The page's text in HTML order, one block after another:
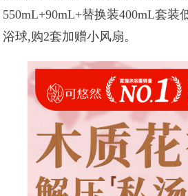
550mL+90mL+替换装400mL套装
浴球,购2套加赠小风扇。